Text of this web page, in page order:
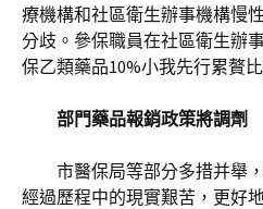
療機構和社區衛生辦事機構慢
分歧。參保職員在社區衛生辦
保乙類藥品10%小我先行累贅比
部門藥品報銷政策將調劑
市醫保局等部分多措并舉
經過歷程中的現實艱苦，更好